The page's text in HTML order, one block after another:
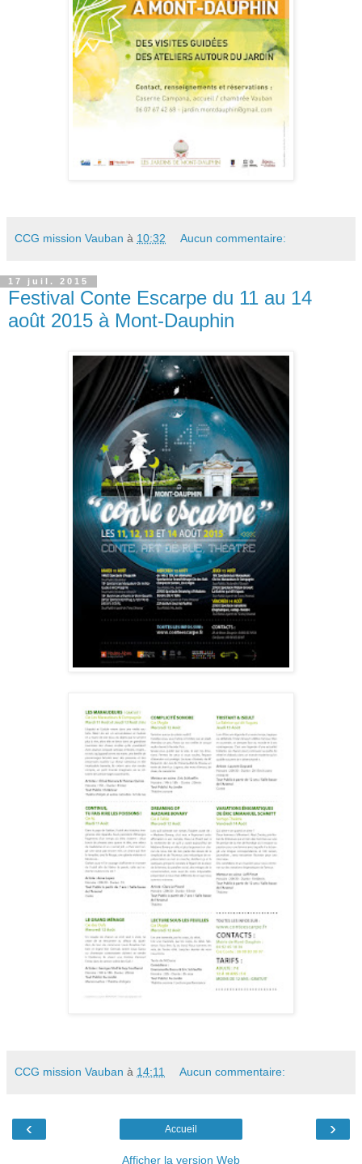
CCG mission Vauban à 10:32 Aucun commentaire:
17 juil. 2015
Festival Conte Escarpe du 11 au 14
août 2015 à Mont-Dauphin
CCG mission Vauban à 14:11 Aucun commentaire:
‹ ›
Accueil
Afficher la version Web